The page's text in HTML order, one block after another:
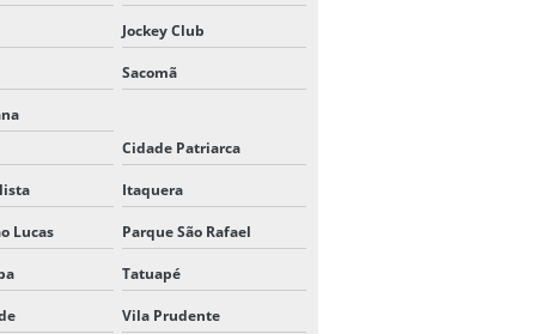
CHAVEIRO GRAVADO A LASER
CHAVEIRO DE INOX
PERSONALIZADO
COMPRAR ADESIVOS
COMPRAR RÓTULOS
METALIZADOS
Jockey Club
Sacomã
Cidade Patriarca
Itaquera
Lucas Parque São Rafael
Tatuapé
Vila Prudente